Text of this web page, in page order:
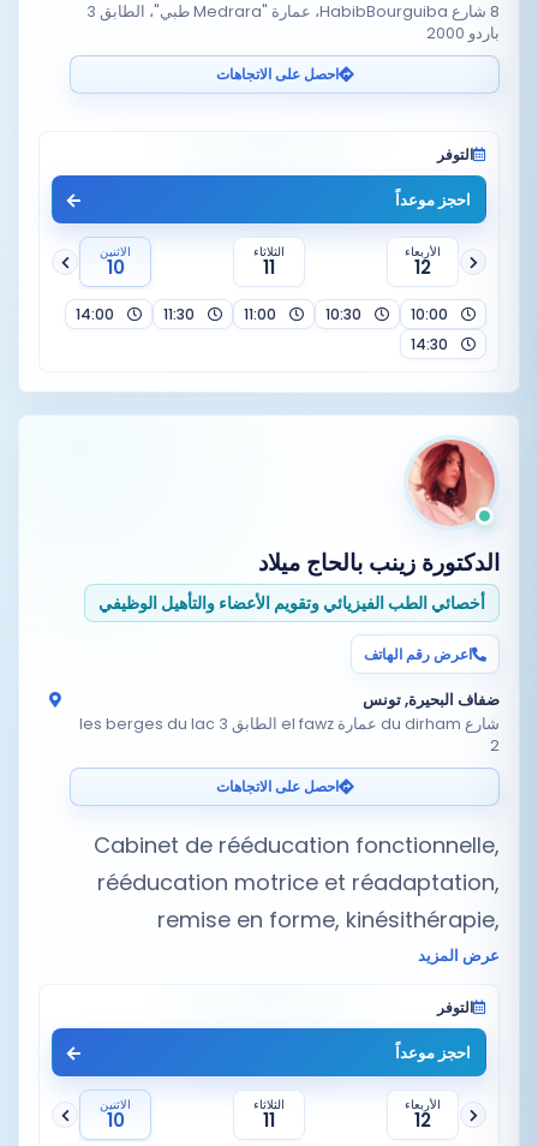
8 شارع HabibBourguiba، عمارة "Medrara طبي"، الطابق 3
باردو 2000
احصل على الاتجاهات
التوفر
احجز موعداً
الأربعاء
12
الثلاثاء
11
الاثنين
10
الدكتورة زينب بالحاج ميلاد
أخصائي الطب الفيزيائي وتقويم الأعضاء والتأهيل الوظيفي
اعرض رقم الهاتف
ضفاف البحيرة, تونس
شارع du dirham عمارة el fawz الطابق 3 les berges du lac
2
احصل على الاتجاهات
Cabinet de rééducation fonctionnelle,
rééducation motrice et réadaptation,
remise en forme, kinésithérapie,
physiothérapie, drainage lymphatique,
rééducation périnéale, massages sportifs,
cures d'amincissement, tecarthe…
عرض المزيد
التوفر
احجز موعداً
الأربعاء
12
الثلاثاء
11
الاثنين
10